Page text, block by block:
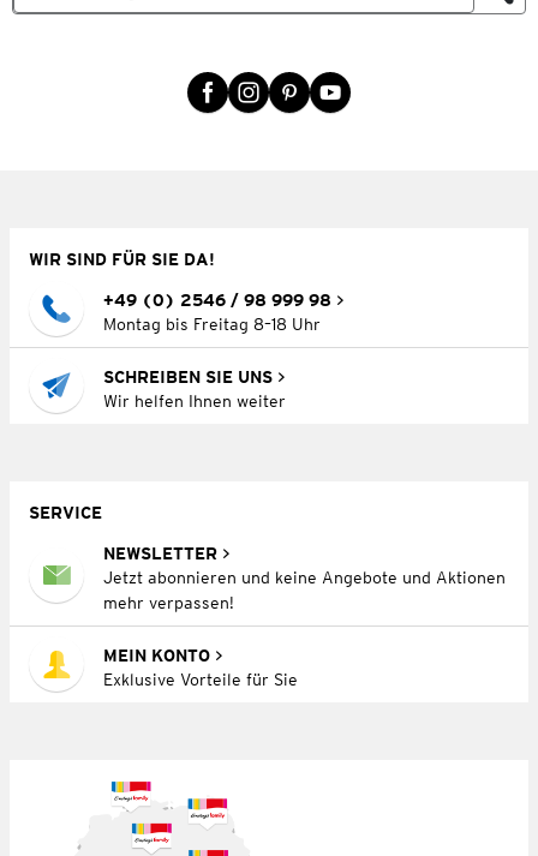
WIR SIND FÜR SIE DA!
+49 (0) 2546 / 98 999 98
Montag bis Freitag 8–18 Uhr
SCHREIBEN SIE UNS
Wir helfen Ihnen weiter
SERVICE
NEWSLETTER
Jetzt abonnieren und keine Angebote und Aktionen
mehr verpassen!
MEIN KONTO
Exklusive Vorteile für Sie